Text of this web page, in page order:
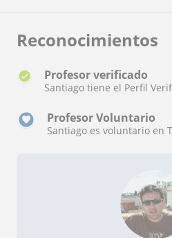
Reconocimientos
Profesor verificado
Santiago tiene el Perfil
Profesor Voluntario
Santiago es voluntario en